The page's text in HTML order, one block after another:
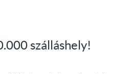
szálláshely!